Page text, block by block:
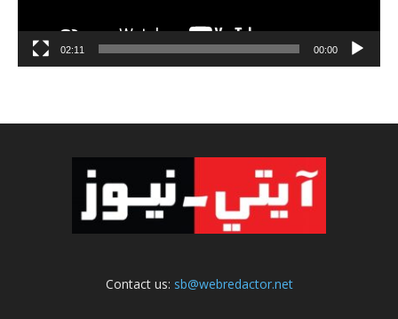
00:00
02:11
Contact us: sb@webredactor.net